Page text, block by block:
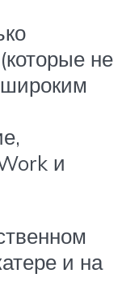
не
широким
и
и на